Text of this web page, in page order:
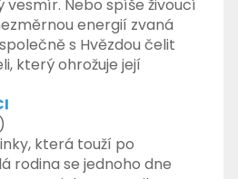
vesmír. Nebo spíše živoucí
energií zvaná
s Hvězdou čelit
který ohrožuje její
která touží po
rodina se jednoho dne